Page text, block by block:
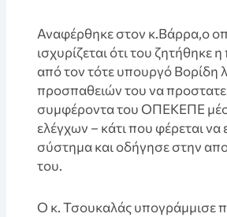
Αναφέρθηκε στον κ.Βάρρα,ο
ισχυρίζεται ότι του ζητήθηκε
από τον τότε υπουργό Βορίδη
προσπαθειών του να
συμφέροντα του ΟΠΕΚΕΠΕ
ελέγχων – κάτι που φέρεται να
σύστημα και οδήγησε στην
του.
Ο κ. Τσουκαλάς υπογράμμισε